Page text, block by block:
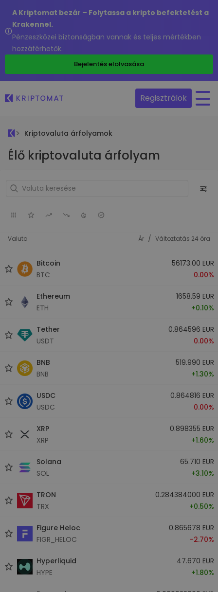
A Kriptomat bezár – Folytassa a kripto befektetést a
Krakennel.
Pénzeszközei biztonságban vannak és teljes mértékben
hozzáférhetők.
Bejelentés elolvasása
Regisztrálok
Kriptovaluta árfolyamok
Élő kriptovaluta árfolyam
Valuta Ár / Változtatás 24 óra
Bitcoin
BTC
56173.00 EUR
0.00%
Ethereum
ETH
1658.59 EUR
+0.10%
Tether
USDT
0.864596 EUR
0.00%
BNB
BNB
519.990 EUR
+1.30%
USDC
USDC
0.864816 EUR
0.00%
XRP
XRP
0.898355 EUR
+1.60%
Solana
SOL
65.710 EUR
+3.10%
TRON
TRX
0.284384000 EUR
+0.50%
Figure Heloc
FIGR_HELOC
0.865678 EUR
-2.70%
Hyperliquid
HYPE
47.670 EUR
+1.80%